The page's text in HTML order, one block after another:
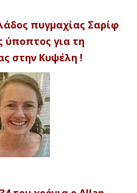
πυγμαχίας Σαρίφ
ύποπτος για τη
στην Κυψέλη !